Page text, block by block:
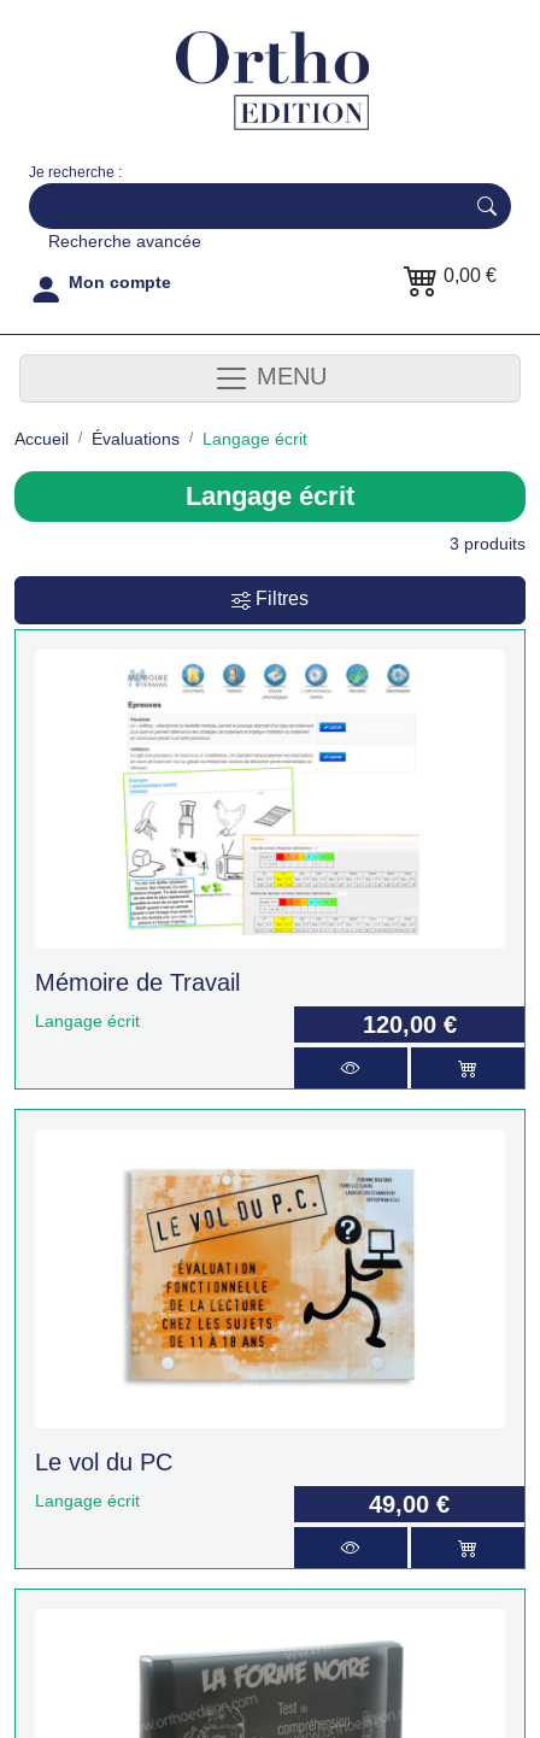
Je recherche :
Recherche avancée
Mon compte 0,00 €
MENU
Accueil Évaluations Langage écrit
Langage écrit
3 produits
Filtres
Mémoire de Travail
Langage écrit 120,00 €
Le vol du PC
Langage écrit 49,00 €